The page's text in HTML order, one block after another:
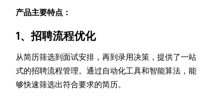
产品主要特点：
1、招聘流程优化
从简历筛选到面试安排，再到录用决策，提供了一站
式的招聘流程管理。通过自动化工具和智能算法，能
够快速筛选出符合要求的简历。